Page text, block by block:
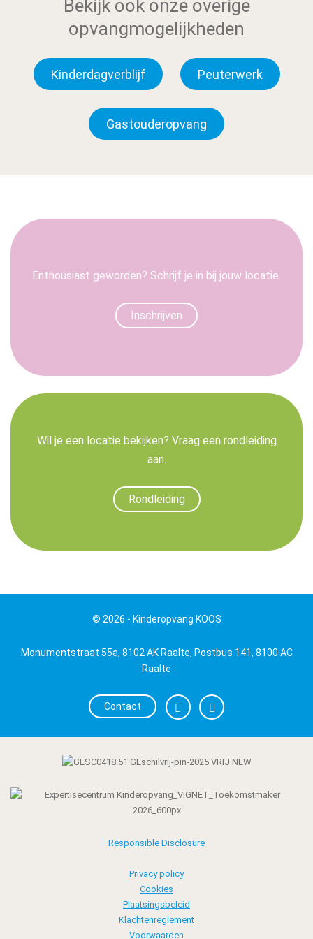
Bekijk ook onze overige
opvangmogelijkheden
Kinderdagverblijf Peuterwerk
Gastouderopvang
Enthousiast geworden? Schrijf je in bij jouw locatie.
Inschrijven
Wil je een locatie bekijken? Vraag een rondleiding
aan.
Rondleiding
© 2026 - Kinderopvang KOOS
Monumentstraat 55a, 8102 AK Raalte, Postbus 141, 8100 AC
Raalte
Contact
Responsible Disclosure
Privacy policy
Cookies
Plaatsingsbeleid
Klachtenreglement
Voorwaarden